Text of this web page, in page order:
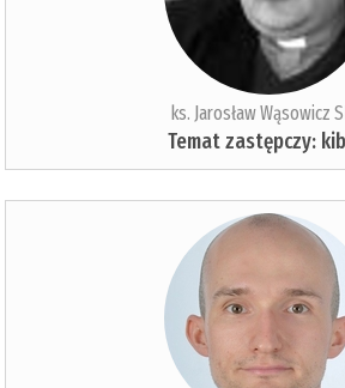
ks. Jarosław Wąsowicz
Temat zastępczy: